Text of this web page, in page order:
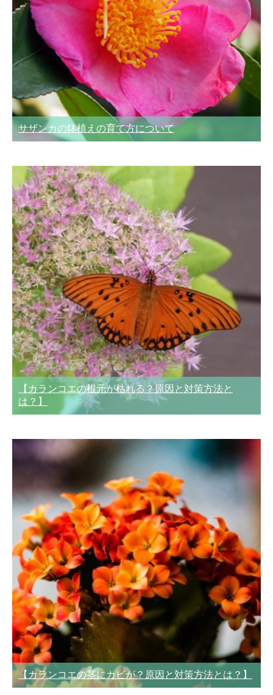
サザンカの鉢植えの育て方について
【カランコエの根元が枯れる？原因と対策方法と
は？】
【カランコエの茎にカビが？原因と対策方法とは？】